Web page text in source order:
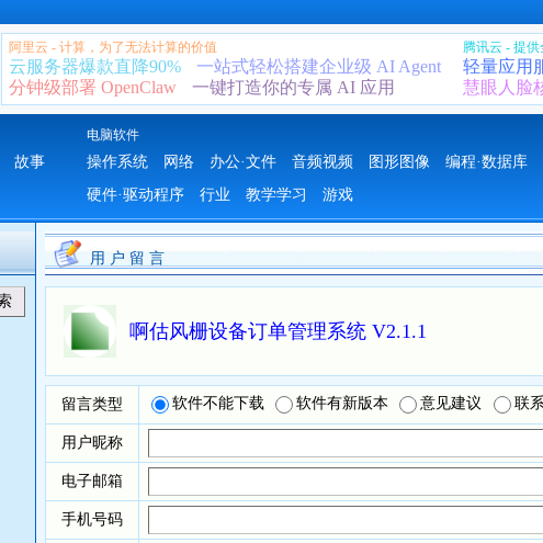
阿里云 - 计算，为了无法计算的价值
云服务器爆款直降90%
一站式轻松搭建企业级 AI Agent
分钟级部署 OpenClaw
一键打造你的专属 AI 应用
腾讯云 - 提
轻量应用
慧眼人脸
电脑软件
故事
操作系统 网络 办公·文件 音频视频 图形图像
编程·数据库
硬件·驱动程序
行业 教学学习 游戏
用 户 留 言
啊估风栅设备订单管理系统 V2.1.1
留言类型 软件不能下载 软件有新版本 意见建议 联
用户昵称
电子邮箱
手机号码